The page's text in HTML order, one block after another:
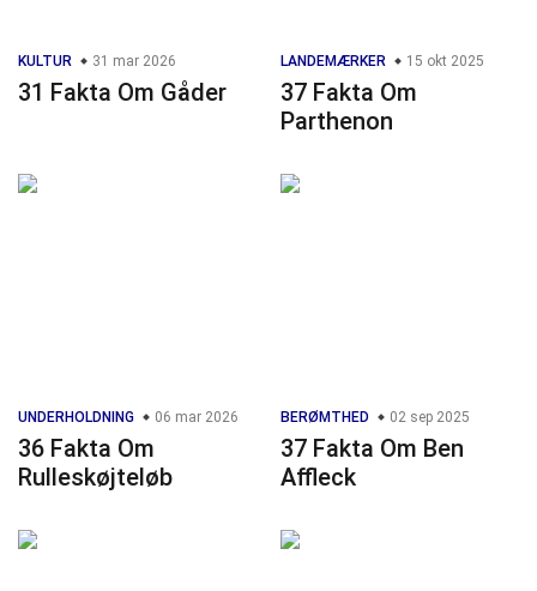
KULTUR 31 mar 2026
31 Fakta Om Gåder
LANDEMÆRKER 15 okt 2025
37 Fakta Om
Parthenon
UNDERHOLDNING 06 mar 2026
36 Fakta Om
Rulleskøjteløb
BERØMTHED 02 sep 2025
37 Fakta Om Ben
Affleck